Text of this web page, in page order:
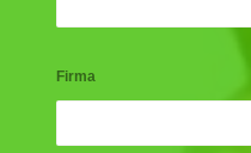
Firma